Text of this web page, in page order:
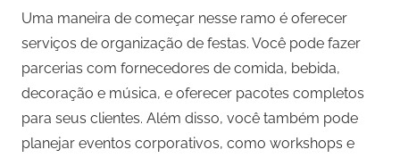
Uma maneira de começar nesse ramo é oferecer
serviços de organização de festas. Você pode fazer
parcerias com fornecedores de comida, bebida,
decoração e música, e oferecer pacotes completos
para seus clientes. Além disso, você também pode
planejar eventos corporativos, como workshops e